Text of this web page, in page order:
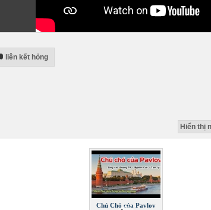
liên kết hỏng
Hiển thị
Chú Chó của Pavlov